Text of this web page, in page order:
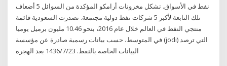
نفط في الأسواق. تشكل مخزونات أرامكو المؤكدة من السوائل 5 أضعاف
تلك التابعة لأكبر 5 شركات نفط دولية مجتمعة. تصدرت السعودية قائمة
منتجي النفط في العالم خلال عام 2016، بنحو 10.46 مليون برميل يوميا
في المتوسط، حسب بيانات رسمية صادرة عن مؤسسة (jodi) التي ترصد
البيانات الخاصة بالنفط. 23‏‏/7‏‏/1436 بعد الهجرة